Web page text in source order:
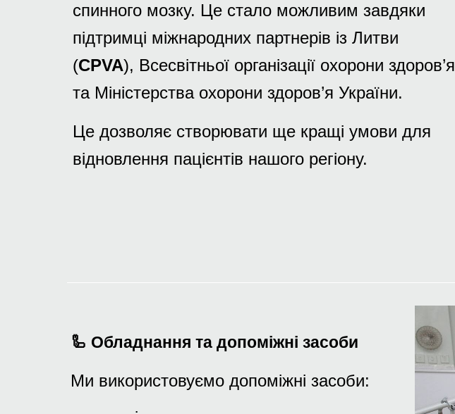
спинного мозку. Це стало можливим завдяки
підтримці міжнародних партнерів із Литви
(CPVA), Всесвітньої організації охорони здоров’я
та Міністерства охорони здоров’я України.
Це дозволяє створювати ще кращі умови для
відновлення пацієнтів нашого регіону.
🦾 Обладнання та допоміжні засоби
Ми використовуємо допоміжні засоби: